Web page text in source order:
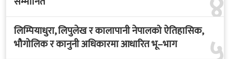
४
लिम्पियाधुरा, लिपुलेख र कालापानी नेपालको ऐतिहासिक,
भौगोलिक र कानुनी अधिकारमा आधारित भू–भाग